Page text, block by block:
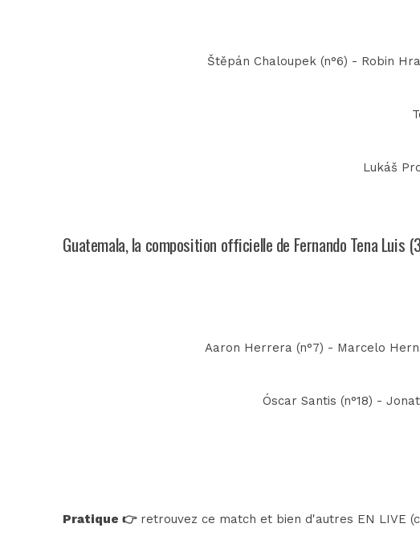
Štěpán Chaloupek (n°6) - Robin
Lukáš
Guatemala, la composition officielle de Fernando Tena Luis
Aaron Herrera (n°7) - Marcelo
Óscar Santis (n°18) -
Pratique 👉retrouvez ce match et bien d'autres EN LIVE